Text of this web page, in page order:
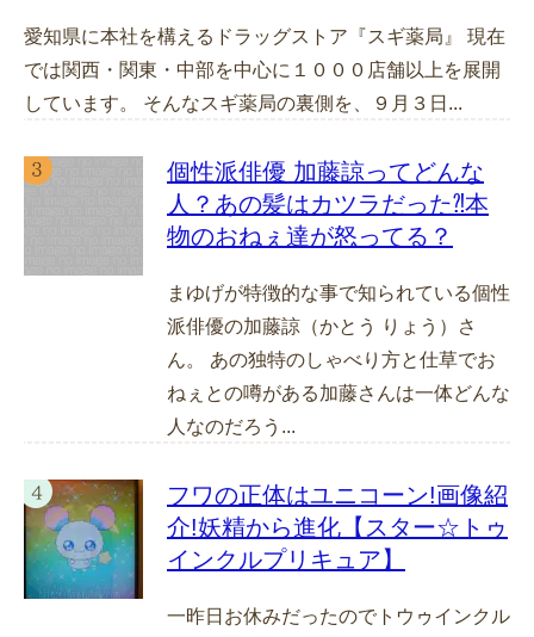
愛知県に本社を構えるドラッグストア『スギ薬局』 現在
では関西・関東・中部を中心に１０００店舗以上を展開
しています。 そんなスギ薬局の裏側を、９月３日...
個性派俳優 加藤諒ってどんな
人？あの髪はカツラだった⁈本
物のおねぇ達が怒ってる？
まゆげが特徴的な事で知られている個性
派俳優の加藤諒（かとう りょう）さ
ん。 あの独特のしゃべり方と仕草でお
ねぇとの噂がある加藤さんは一体どんな
人なのだろう...
フワの正体はユニコーン!画像紹
介!妖精から進化【スター☆トゥ
インクルプリキュア】
一昨日お休みだったのでトウゥインクル